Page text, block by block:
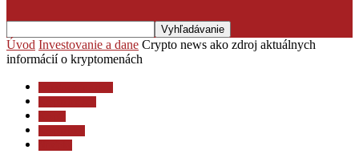
Úvod Investovanie a dane Crypto news ako zdroj aktuálnych
informácií o kryptomenách